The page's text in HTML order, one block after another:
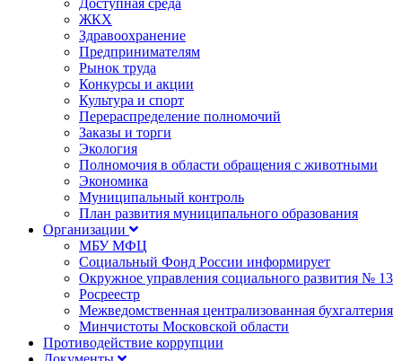
Доступная среда
ЖКХ
Здравоохранение
Предпринимателям
Рынок труда
Конкурсы и акции
Культура и спорт
Перераспределение полномочий
Заказы и торги
Экология
Полномочия в области обращения с животными
Экономика
Муниципальный контроль
План развития муниципального образования
Организации
МБУ МФЦ
Социальный Фонд России информирует
Окружное управления социального развития № 13
Росреестр
Межведомственная централизованная бухгалтерия
Минчистоты Московской области
Противодействие коррупции